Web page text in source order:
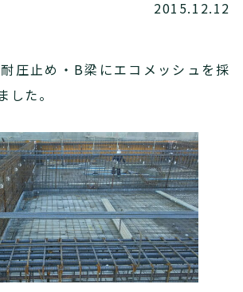
2015.12.12
圧止め・B梁にエコメッシュを採
した。